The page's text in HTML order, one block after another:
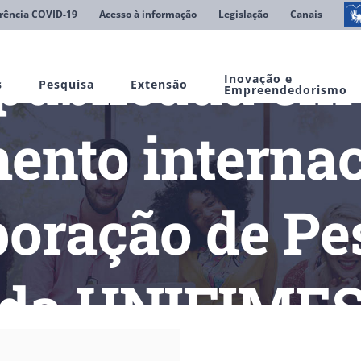
COVID-19 Acesso à informação Legislação Canais
Pesquisa Extensão Inovação e
Empreendedorismo
de